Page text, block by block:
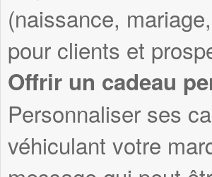
(naissance,
pour clients et
Offrir un cadeau
Personnaliser ses
véhiculant votre